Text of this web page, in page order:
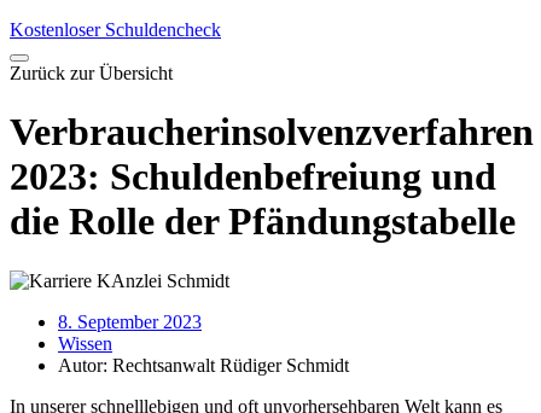
Kostenloser Schuldencheck
Zurück zur Übersicht
Verbraucherinsolvenzverfahren
2023: Schuldenbefreiung und
die Rolle der Pfändungstabelle
8. September 2023
Wissen
Autor: Rechtsanwalt Rüdiger Schmidt
In unserer schnelllebigen und oft unvorhersehbaren Welt kann es